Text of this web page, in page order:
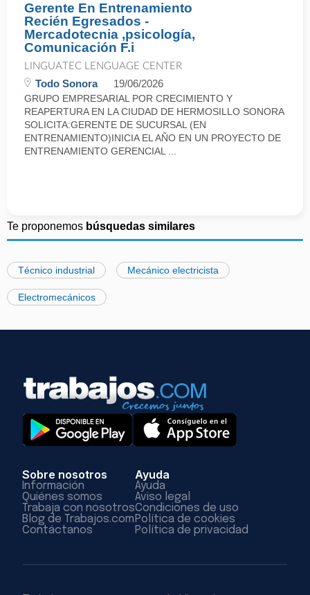
Gerente En Entrenamiento
Recién Egresados -
Mercadotecnia ,psicología,
Comunicación F.i
LINGUATEC LENGUAGE CENTER
Todo Sonora 19/06/2026
GRUPO EMPRESARIAL POR CRECIMIENTO Y
REAPERTURA EN LA CIUDAD DE HERMOSILLO SONORA
SOLICITA:GERENTE DE SUCURSAL (EN
ENTRENAMIENTO)INICIA EL AÑO EN UN PROYECTO DE
ENTRENAMIENTO GERENCIAL ...
Te proponemos búsquedas similares
Técnico industrial Mecánico electricista
Electromecánicos
Sobre nosotros
Información
Quiénes somos
Trabaja con nosotros
Blog de Trabajos.com
Contáctanos
Ayuda
Ayuda
Aviso legal
Condiciones de uso
Política de cookies
Política de privacidad